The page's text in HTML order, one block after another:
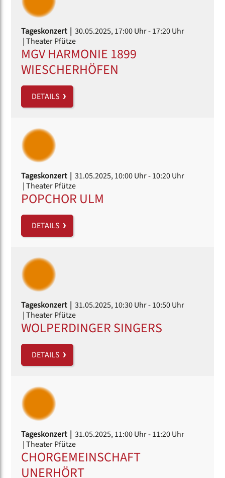
Tageskonzert | 30.05.2025, 17:00 Uhr- 17:20 Uhr
| Theater Pfütze
MGV HARMONIE 1899
WIESCHERHÖFEN
DETAILS
Tageskonzert | 31.05.2025, 10:00 Uhr- 10:20 Uhr
| Theater Pfütze
POPCHOR ULM
DETAILS
Tageskonzert | 31.05.2025, 10:30 Uhr- 10:50 Uhr
| Theater Pfütze
WOLPERDINGER SINGERS
DETAILS
Tageskonzert | 31.05.2025, 11:00 Uhr- 11:20 Uhr
| Theater Pfütze
CHORGEMEINSCHAFT
UNERHÖRT